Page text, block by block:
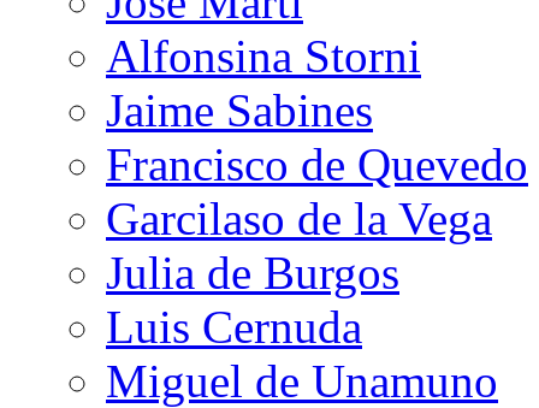
Alfonsina Storni
Jaime Sabines
Francisco de Quevedo
Garcilaso de la Vega
Julia de Burgos
Luis Cernuda
Miguel de Unamuno